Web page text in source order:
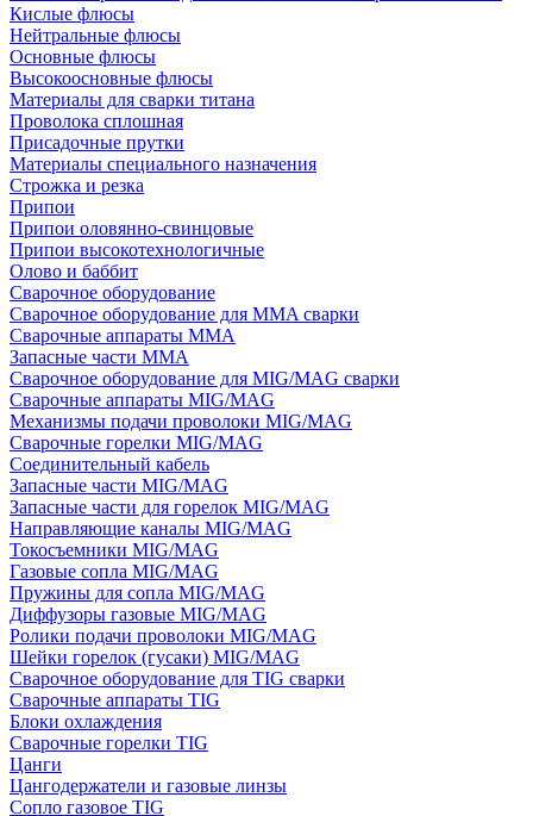
Кислые флюсы
Нейтральные флюсы
Основные флюсы
Высокоосновные флюсы
Материалы для сварки титана
Проволока сплошная
Присадочные прутки
Материалы специального назначения
Строжка и резка
Припои
Припои оловянно-свинцовые
Припои высокотехнологичные
Олово и баббит
Сварочное оборудование
Сварочное оборудование для MMA сварки
Сварочные аппараты MMA
Запасные части MMA
Сварочное оборудование для MIG/MAG сварки
Сварочные аппараты MIG/MAG
Механизмы подачи проволоки MIG/MAG
Сварочные горелки MIG/MAG
Соединительный кабель
Запасные части MIG/MAG
Запасные части для горелок MIG/MAG
Направляющие каналы MIG/MAG
Токосъемники MIG/MAG
Газовые сопла MIG/MAG
Пружины для сопла MIG/MAG
Диффузоры газовые MIG/MAG
Ролики подачи проволоки MIG/MAG
Шейки горелок (гусаки) MIG/MAG
Сварочное оборудование для TIG сварки
Сварочные аппараты TIG
Блоки охлаждения
Сварочные горелки TIG
Цанги
Цангодержатели и газовые линзы
Сопло газовое TIG